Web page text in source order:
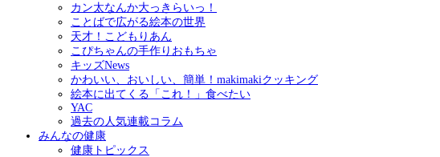
カン太なんか大っきらいっ！
ことばで広がる絵本の世界
天才！こどもりあん
こぴちゃんの手作りおもちゃ
キッズNews
かわいい、おいしい、簡単！makimakiクッキング
絵本に出てくる「これ！」食べたい
YAC
過去の人気連載コラム
みんなの健康
健康トピックス